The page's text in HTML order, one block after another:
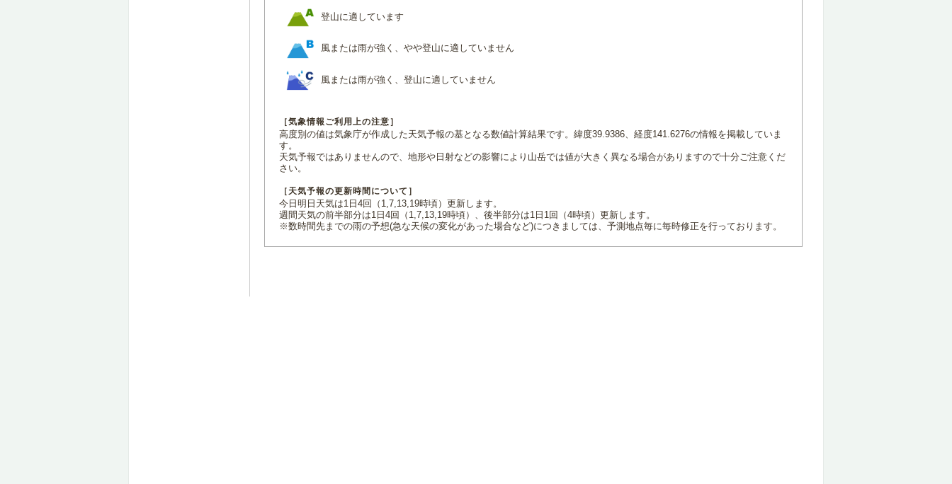
登山に適しています
風または雨が強く、やや登山に適していません
風または雨が強く、登山に適していません
［気象情報ご利用上の注意］
高度別の値は気象庁が作成した天気予報の基となる数値計算結果です。緯度39.9386、経度141.6276の情報を掲載していま
す。
天気予報ではありませんので、地形や日射などの影響により山岳では値が大きく異なる場合がありますので十分ご注意くだ
さい。
［天気予報の更新時間について］
今日明日天気は1日4回（1,7,13,19時頃）更新します。
週間天気の前半部分は1日4回（1,7,13,19時頃）、後半部分は1日1回（4時頃）更新します。
※数時間先までの雨の予想(急な天候の変化があった場合など)につきましては、予測地点毎に毎時修正を行っております。